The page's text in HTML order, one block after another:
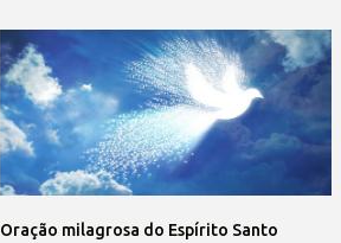
Oração milagrosa do Espírito Santo